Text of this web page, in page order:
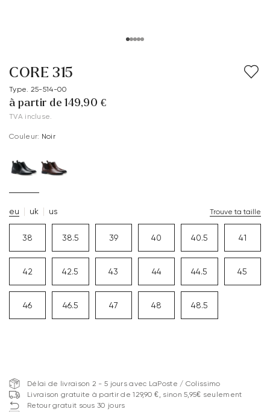
CORE 315
Type. 25-514-00
à partir de 149,90 €
TVA incluse.
Couleur: Noir
eu uk us Trouve ta taille
38 38.5 39 40 40.5 41
42 42.5 43 44 44.5 45
46 46.5 47 48 48.5
Délai de livraison 2 - 5 jours avec LaPoste / Colissimo
Livraison gratuite à partir de 129,90 €, sinon 5,95€ seulement
Retour gratuit sous 30 jours